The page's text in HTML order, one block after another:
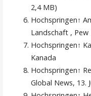
2,4 MB)
Hochspringen↑
Landschaft , Pew
Hochspringen↑
Kanada
Hochspringen↑
Global News, 13.